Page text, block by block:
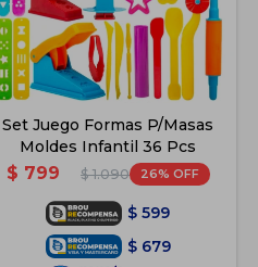
Set Juego Formas P/Masas
Moldes Infantil 36 Pcs
$ 799 $ 1.090 26
$ 599
$ 679